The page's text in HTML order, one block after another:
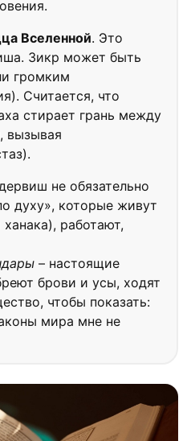
Вселенной. Это
Зикр может быть
громким
Считается, что
стирает грань между
вызывая
не обязательно
духу», которые живут
работают,
– настоящие
брови и усы, ходят
чтобы показать:
мира мне не